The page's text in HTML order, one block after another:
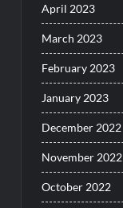
April 2023
March 2023
February 2023
January 2023
December 2022
November 2022
October 2022